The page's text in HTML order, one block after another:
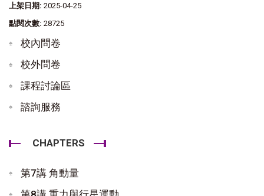
上架日期: 2025-04-25
點閱次數: 28725
校內問卷
校外問卷
課程討論區
諮詢服務
CHAPTERS
第7講 角動量